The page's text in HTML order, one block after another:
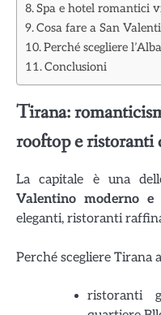
Spa e hotel romantici
Cosa fare a San
Perché scegliere
Conclusioni
Tirana:
rooftop e ristoranti
La capitale è una
Valentino moderno e
eleganti, ristoranti
Perché scegliere Tirana
ristoranti